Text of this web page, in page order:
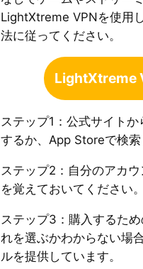
LightXtreme VPNを使用
法に従ってください。
LightXtreme
ステップ1：公式サイト
するか、App Storeで検索
ステップ2：自分のアカ
を覚えておいてください。
ステップ3：購入するた
れを選ぶかわからない場
ルを提供しています。